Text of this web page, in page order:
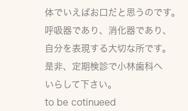
体でいえばお口だと思うのです。
呼吸器であり、消化器であり、
自分を表現する大切な所です。
是非、定期検診で小林歯科へ
いらして下さい。
to be cotinueed